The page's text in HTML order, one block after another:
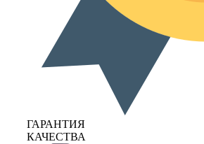
ГАРАНТИЯ
КАЧЕСТВА